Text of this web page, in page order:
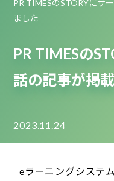
PR TIMESのSTORYにサ
ました
PR TIMESの
話の記事が掲
2023.11.24
eラーニングシステ